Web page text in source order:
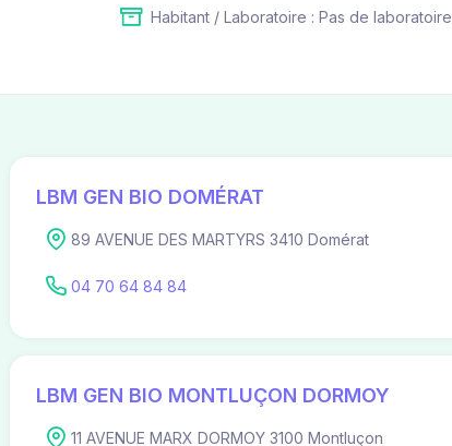
Habitant / Laboratoire : Pas de laboratoire
LBM GEN BIO DOMÉRAT
89 AVENUE DES MARTYRS 3410 Domérat
04 70 64 84 84
LBM GEN BIO MONTLUÇON DORMOY
11 AVENUE MARX DORMOY 3100 Montluçon